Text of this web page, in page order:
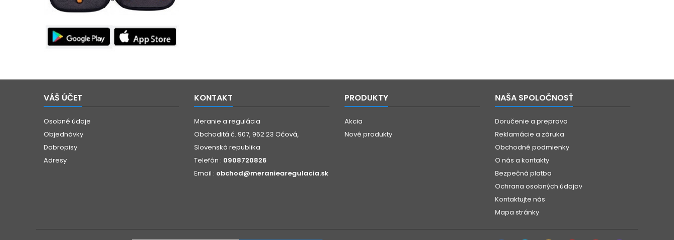
VÁŠ ÚČET
Osobné údaje
Objednávky
Dobropisy
Adresy
KONTAKT
Meranie a regulácia
Obchoditá č. 907, 962 23 Očová,
Slovenská republika
Telefón : 0908720826
Email : obchod@meraniearegulacia.sk
PRODUKTY
Akcia
Nové produkty
NAŠA SPOLOČNOSŤ
Doručenie a preprava
Reklamácie a záruka
Obchodné podmienky
O nás a kontakty
Bezpečná platba
Ochrana osobných údajov
Kontaktujte nás
Mapa stránky